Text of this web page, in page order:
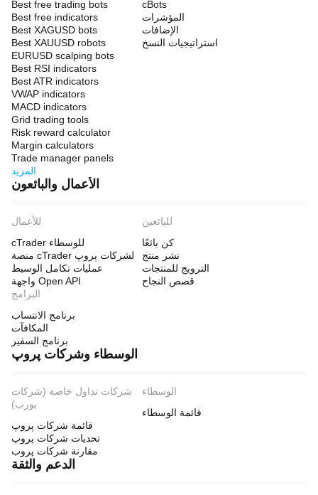
Best free trading bots
Best free indicators
Best XAGUSD bots
Best XAUUSD robots
EURUSD scalping bots
Best RSI indicators
Best ATR indicators
VWAP indicators
MACD indicators
Grid trading tools
Risk reward calculator
Margin calculators
Trade manager panels
المزيد
cBots
المؤشرات
الإضافات
استراتيجيات النسخ
الأعمال والبائعون
للأعمال
cTrader للوسطاء
منصة cTrader لشركات پروپ
عمليات تكامل الوسيط
واجهة Open API
للبائعين
كن بائعًا
نشر منتج
الترويج للمنتجات
قصص النجاح
البرامج
برنامج الانتساب
المكافآت
برنامج السفير
الوسطاء وشركات پروپ
شركات تداول خاصة (شركات
بورب)
قائمة شركات پروپ
تحديات شركات پروپ
مقارنة شركات پروب
الوسطاء
قائمة الوسطاء
الدعم والثقة